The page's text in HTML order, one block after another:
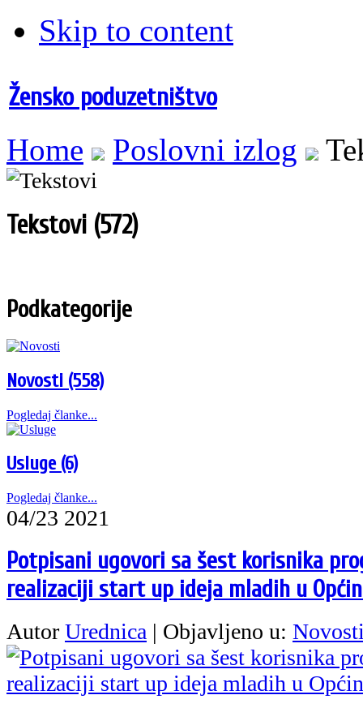
Skip to content
Žensko poduzetništvo
Home Poslovni izlog
Tekstovi (572)
Podkategorije
Novosti (558)
Pogledaj članke...
Usluge (6)
Pogledaj članke...
04/23 2021
Potpisani ugovori sa šest korisnika
realizaciji start up ideja mladih u
Autor Urednica | Objavljeno u: